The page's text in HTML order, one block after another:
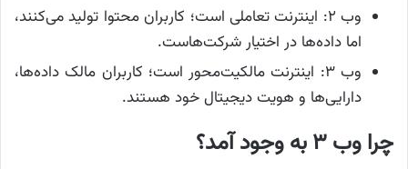
وب ۲: اینترنت تعاملی است؛ کاربران محتوا تولید می‌کنند،
اما داده‌ها در اختیار شرکت‌هاست.
وب ۳: اینترنت مالکیت‌محور است؛ کاربران مالک داده‌ها،
دارایی‌ها و هویت دیجیتال خود هستند.
چرا وب ۳ به وجود آمد؟